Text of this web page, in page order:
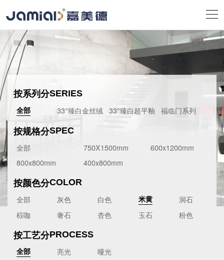
按系列分SERIES
全部 33°臻白金丝绒 33°臻白超平釉 福临门系列
按规格分SPEC
全部
750X1500mm
600x1200mm
800x800mm
400x800mm
按颜色分COLOR
全部
灰色 白色 米黄
洞石
棕咖
奢石 杏色 玉石 粉色
按工艺分PROCESS
全部 亮光 哑光